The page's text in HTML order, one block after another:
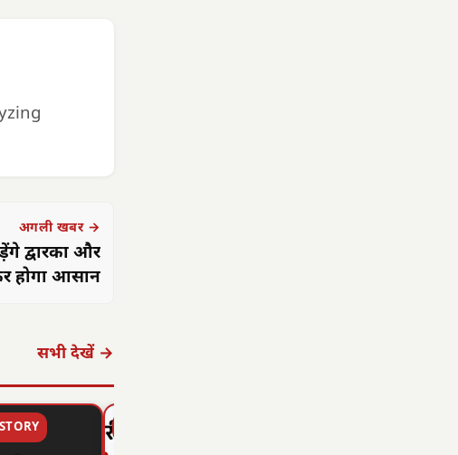
अगली खबर →
द्वारका और
होगा आसान
सभी देखें →